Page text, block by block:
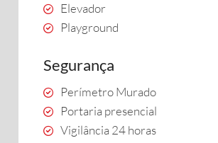
Elevador
Playground
Segurança
Perímetro Murado
Portaria presencial
Vigilância 24 horas